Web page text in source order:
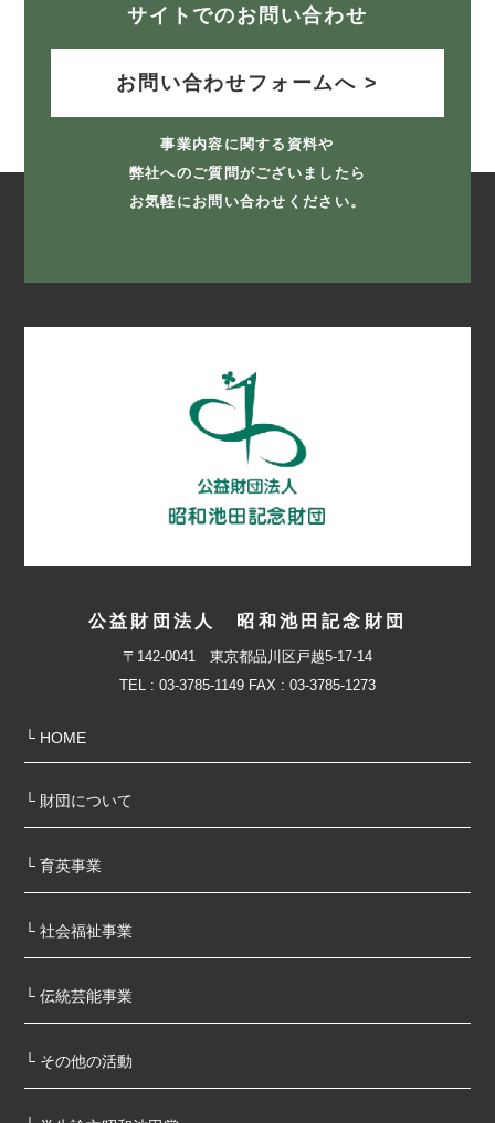
サイトでのお問い合わせ
お問い合わせフォームへ >
事業内容に関する資料や
弊社へのご質問がございましたら
お気軽にお問い合わせください。
公益財団法人 昭和池田記念財団
〒142-0041 東京都品川区戸越5-17-14
TEL : 03-3785-1149 FAX : 03-3785-1273
└ HOME
└ 財団について
└ 育英事業
└ 社会福祉事業
└ 伝統芸能事業
└ その他の活動